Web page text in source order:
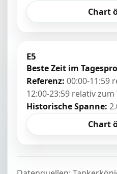
Chart
E5
Beste Zeit im
Referenz: 00:00-11:59
12:00-23:59 relativ
Historische Spanne:
Chart